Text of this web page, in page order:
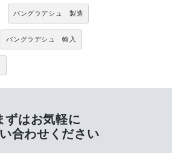
バングラデシュ 製造
バングラデシュ 輸入
ずはお気軽に
合わせください